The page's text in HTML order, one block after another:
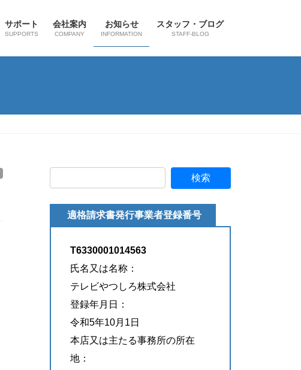
サポート
SUPPORTS
会社案内
COMPANY
お知らせ
INFORMATION
スタッフ・ブログ
STAFF-BLOG
適格請求書発行事業者登録番号
T6330001014563
氏名又は名称：
テレビやつしろ株式会社
登録年月日：
令和5年10月1日
本店又は主たる事務所の所在
地：